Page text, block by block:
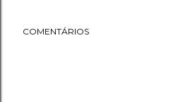
COMENTÁRIOS